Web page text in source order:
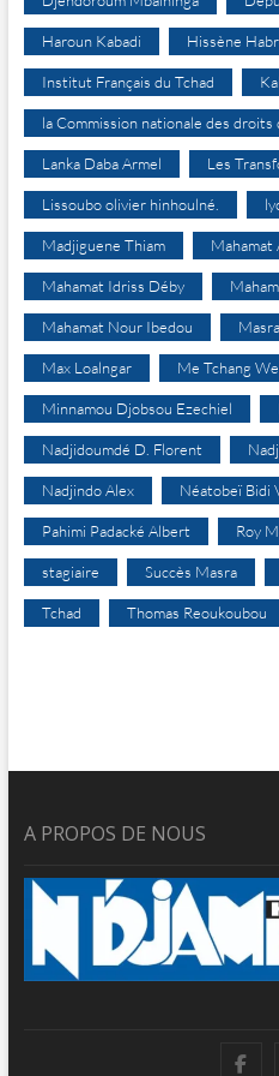
Haroun Kabadi Hissène
Institut Français du Tchad
la Commission nationale des droits
Lanka Daba Armel Les
Lissoubo olivier hinhoulné.
Madjiguene Thiam Mahamat
Mahamat Idriss Déby
Mahamat Nour Ibedou
Max Loalngar Me Tchang
Minnamou Djobsou Ezechiel
Nadjidoumdé D. Florent
Nadjindo Alex Néatobeï Bidi
Pahimi Padacké Albert Roy
stagiaire Succès Masra
Tchad Thomas Reoukoubou
A PROPOS DE NOUS